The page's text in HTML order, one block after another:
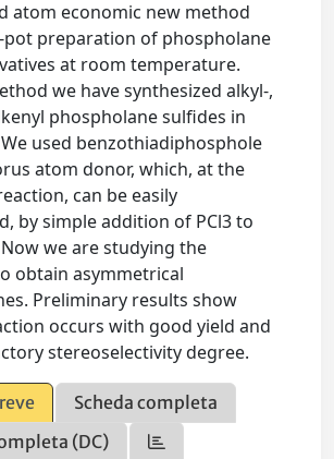
atom economic new method
preparation of phospholane
at room temperature.
we have synthesized alkyl-,
phospholane sulfides in
used benzothiadiphosphole
atom donor, which, at the
can be easily
by simple addition of PCl3 to
we are studying the
obtain asymmetrical
Preliminary results show
occurs with good yield and
stereoselectivity degree.
Scheda completa
(DC)